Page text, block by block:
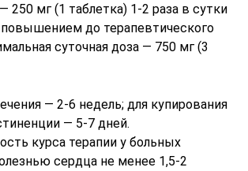
250 мг (1 таблетка) 1-2 раза в сутки
до терапевтического
суточная доза — 750 мг (3
— 2-6 недель; для купирования
— 5-7 дней.
курса терапии у больных
сердца не менее 1,5-2